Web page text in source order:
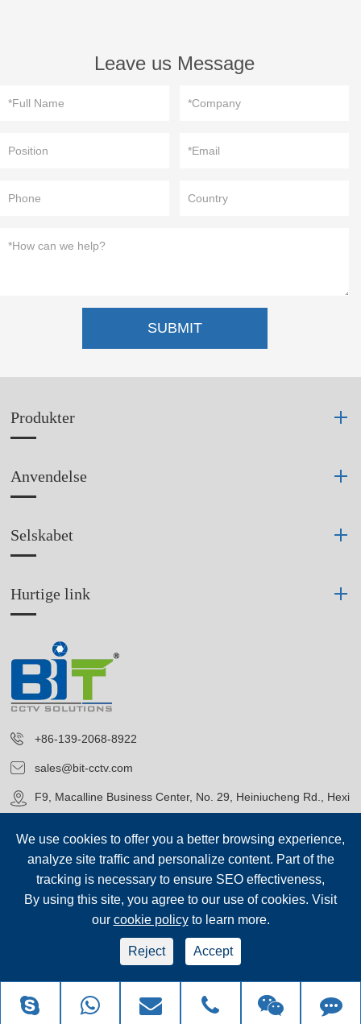
Leave us Message
SUBMIT
Produkter
Anvendelse
Selskabet
Hurtige link
+86-139-2068-8922
sales@bit-cctv.com
F9, Macalline Business Center, No. 29, Heiniucheng Rd., Hexi
Ophavsret©Blue Icon (Tianjin) Technology Co., Ltd.
rettigheder forbeholdes.
Sitemap Fortrolighedspolitik
We use cookies to offer you a better browsing experience,
analyze site traffic and personalize content. Part of the
tracking is necessary to ensure SEO effectiveness,
By using this site, you agree to our use of cookies. Visit
our cookie policyto learn more.
Reject Accept